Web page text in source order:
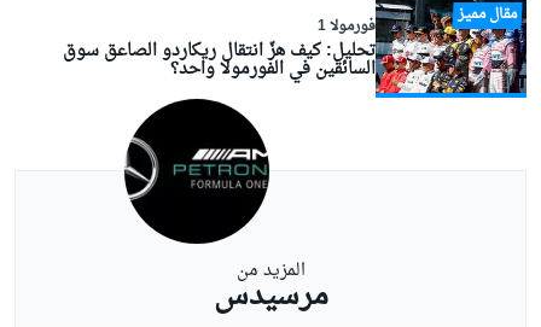
مقال مميز فورمولا 1
تحليل: كيف هزّ انتقال ريكاردو الصاعق سوق
السائقين في الفورمولا واحد؟
المزيد من
مرسيدس